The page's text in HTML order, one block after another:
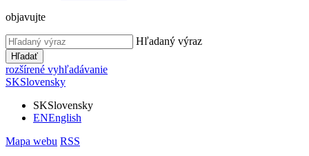
objavujte
Hľadaný výraz
Hľadať
rozšírené vyhľadávanie
SKSlovensky
SKSlovensky
ENEnglish
Mapa webu RSS